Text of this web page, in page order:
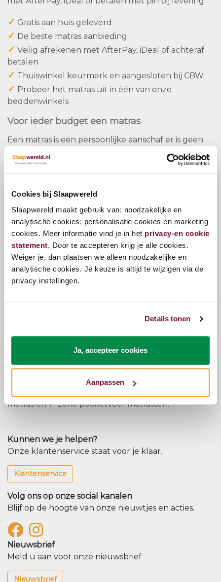
Cookies bij Slaapwereld
Slaapwereld maakt gebruik van: noodzakelijke en
analytische cookies; personalisatie cookies en marketing
cookies. Meer informatie vind je in het privacy-en cookie
statement. Door te accepteren krijg je alle cookies.
Weiger je, dan plaatsen we alleen noodzakelijke en
analytische cookies. Je keuze is altijd te wijzigen via de
privacy instellingen.
Details tonen
Ja, accepteer cookies
Aanpassen
✓ Gratis aan huis geleverd
✓ De beste matras aanbieding
✓ Veilig afrekenen met AfterPay, iDeal of achteraf
betalen
✓ Thuiswinkel keurmerk en aangesloten bij CBW
✓ Probeer het matras uit in één van onze
beddenwinkels
Voor ieder budget een matras
Een matras is een persoonlijke aanschaf er is geen
universeel matras dat goed ligt voor iedereen.
Hiervoor moet gekeken worden naar onder andere
de slaappositie, postuur, lengte en gewicht. We
90X200, 90X210, 120X200, 140X200 en 160X200.
Je kunt kiezen voor de maat die past bij jouw bed,
maar vooral ook afgestemd is op jouw lengte.
Daarom zijn er ook veel matrassen verkrijgbaar in de
lengte 210 of 220 cm.
Een van de belangrijkste dingen voor een goede
nachtrust is een goede basis, deze begint bij het
matrassen: zo heb je keuze uit de volgende
Traagschuim matras
Voor een pocketveer matras kun je vervolgens
weer rekening houden met het aantal zone's die
matras en 7- zone pocketveer matrassen.
Kunnen we je helpen?
Onze klantenservice staat voor je klaar.
Klantenservice
Volg ons op onze social kanalen
Blijf op de hoogte van onze nieuwtjes en acties.
Nieuwsbrief
Meld u aan voor onze nieuwsbrief
Nieuwsbrief